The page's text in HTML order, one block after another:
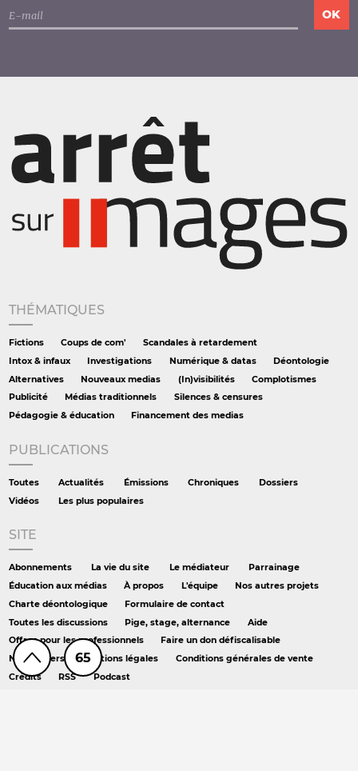
65
THÉMATIQUES
Fictions Coups de com'
Scandales à retardement
Intox & infaux
Investigations Numérique & datas
Déontologie
Alternatives
Nouveaux medias (In)visibilités
Complotismes
Publicité
Médias traditionnels
Silences & censures
Pédagogie & éducation
Financement des medias
PUBLICATIONS
Toutes Actualités Émissions Chroniques
Dossiers
Vidéos
Les plus populaires
SITE
Abonnements La vie du site Le médiateur
Parrainage
Éducation aux médias
À propos L'équipe
Nos autres projets
Charte déontologique
Formulaire de contact
Toutes les discussions
Pige, stage, alternance
Aide
Offres pour les professionnels
Faire un don défiscalisable
Newsletters
Mentions légales
Conditions générales de vente
Crédits
RSS Podcast